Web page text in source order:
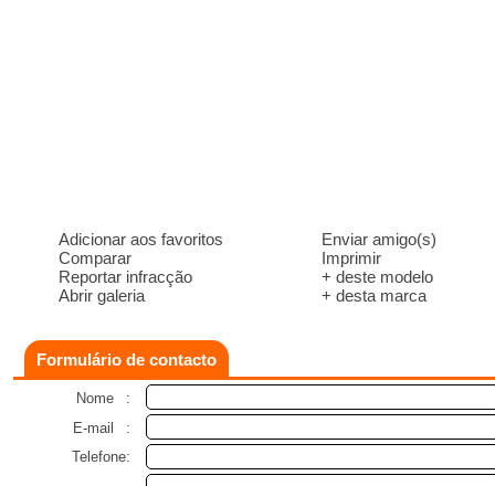
Adicionar aos favoritos
Comparar
Reportar infracção
Abrir galeria
Enviar amigo(s)
Imprimir
+ deste modelo
+ desta marca
Formulário de contacto
Nome
:
E-mail
:
Telefone: